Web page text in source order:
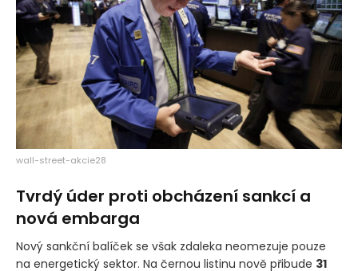
wall-street-akcie28
Tvrdý úder proti obcházení sankcí a
nová embarga
Nový sankční balíček se však zdaleka neomezuje pouze
na energetický sektor. Na černou listinu nově přibude 31